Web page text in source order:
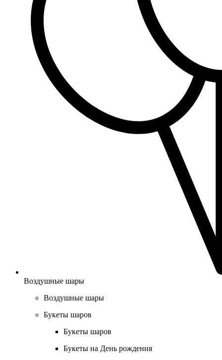
Воздушные шары
Воздушные шары
Букеты шаров
Букеты шаров
Букеты на День рождения